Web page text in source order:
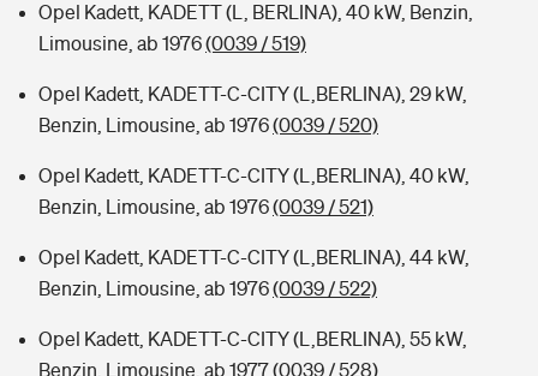
Opel Kadett, KADETT (L, BERLINA), 40 kW, Benzin,
Limousine, ab 1976(0039 / 519)
Opel Kadett, KADETT-C-CITY (L,BERLINA), 29 kW,
Benzin, Limousine, ab 1976(0039 / 520)
Opel Kadett, KADETT-C-CITY (L,BERLINA), 40 kW,
Benzin, Limousine, ab 1976(0039 / 521)
Opel Kadett, KADETT-C-CITY (L,BERLINA), 44 kW,
Benzin, Limousine, ab 1976(0039 / 522)
Opel Kadett, KADETT-C-CITY (L,BERLINA), 55 kW,
Benzin, Limousine, ab 1977(0039 / 528)